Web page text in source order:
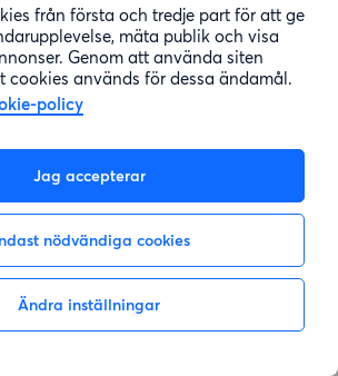
från första och tredje part för att ge
mäta publik och visa
Genom att använda siten
cookies används för dessa ändamål.
policy
Jag accepterar
nödvändiga cookies
Ändra inställningar